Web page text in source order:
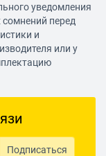
уведомления
перед
и
или у
Подписаться